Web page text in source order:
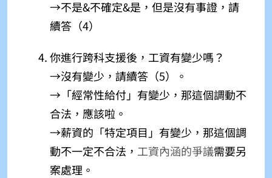
→不是&不確定&是，但是沒有事證，請
續答（4）
你進行跨科支援後，工資有變少嗎？
→沒有變少，請續答（5）。
→「經常性給付」有變少，那這個調動不
合法，應該啦。
→薪資的「特定項目」有變少，那這個調
動不一定不合法， 工資內涵的爭議需要另
案處理。